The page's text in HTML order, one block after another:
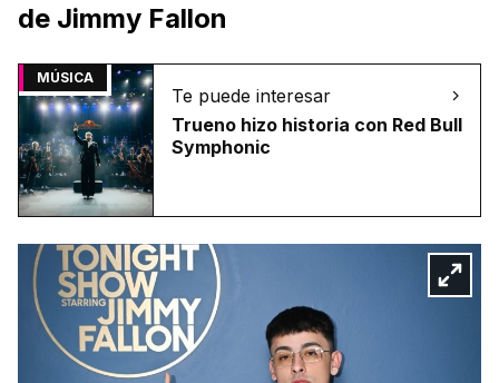
de Jimmy Fallon
MÚSICA
Te puede interesar
Trueno hizo historia con Red Bull
Symphonic